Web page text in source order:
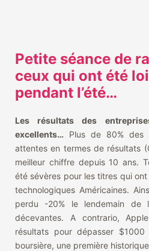
Petite séance de
ceux qui ont été
pendant l’été…
Les résultats des
excellents… Plus de 80% des
attentes en termes de résultats
meilleur chiffre depuis 10 ans.
été sévères pour les titres qui
technologiques Américaines.
perdu -20% le lendemain de
décevantes. A contrario,
résultats pour dépasser $1000
boursière, une première